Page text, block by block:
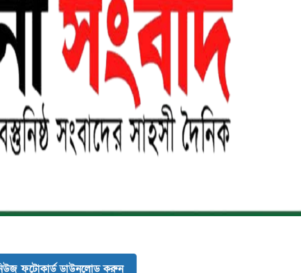
ফটোকার্ড ডাউনলোড করুন